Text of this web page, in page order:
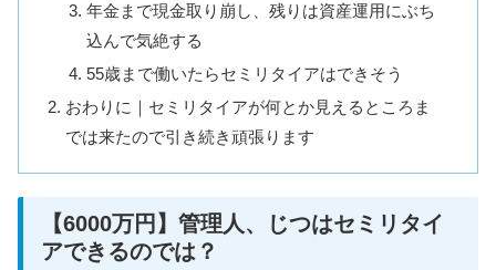
年金まで現金取り崩し、残りは資産運用にぶち
込んで気絶する
55歳まで働いたらセミリタイアはできそう
おわりに｜セミリタイアが何とか見えるところま
では来たので引き続き頑張ります
【6000万円】管理人、じつはセミリタイ
アできるのでは？